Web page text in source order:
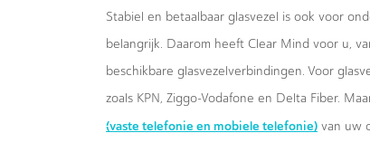
Stabiel en betaalbaar glasvezel is ook voor
belangrijk. Daarom heeft Clear Mind voor u,
beschikbare glasvezelverbindingen. Voor
zoals KPN, Ziggo-Vodafone en Delta Fiber.
(vaste telefonie en mobiele telefonie) van uw